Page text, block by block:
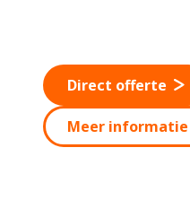
Direct offerte
Meer informatie